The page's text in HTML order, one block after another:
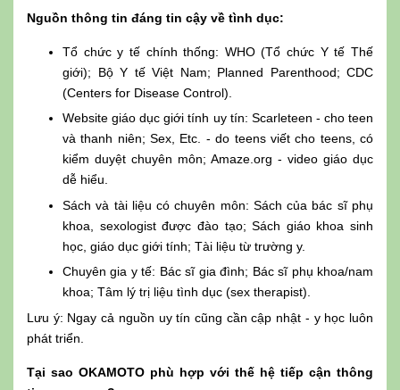
Nguồn thông tin đáng tin cậy về tình dục:
Tổ chức y tế chính thống: WHO (Tổ chức Y tế Thế
giới); Bộ Y tế Việt Nam; Planned Parenthood; CDC
(Centers for Disease Control).
Website giáo dục giới tính uy tín: Scarleteen - cho teen
và thanh niên; Sex, Etc. - do teens viết cho teens, có
kiểm duyệt chuyên môn; Amaze.org - video giáo dục
dễ hiểu.
Sách và tài liệu có chuyên môn: Sách của bác sĩ phụ
khoa, sexologist được đào tạo; Sách giáo khoa sinh
học, giáo dục giới tính; Tài liệu từ trường y.
Chuyên gia y tế: Bác sĩ gia đình; Bác sĩ phụ khoa/nam
khoa; Tâm lý trị liệu tình dục (sex therapist).
Lưu ý: Ngay cả nguồn uy tín cũng cần cập nhật - y học luôn
phát triển.
Tại sao OKAMOTO phù hợp với thế hệ tiếp cận thông